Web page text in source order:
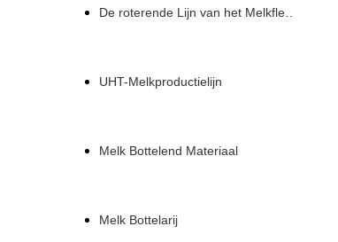
De roterende Lijn van het Melkflessenvullen
UHT-Melkproductielijn
Melk Bottelend Materiaal
Melk Bottelarij